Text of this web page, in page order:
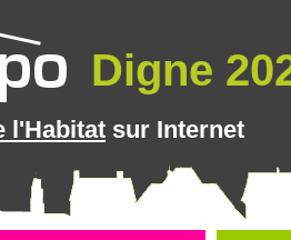
Digne
l'Habitat sur Internet